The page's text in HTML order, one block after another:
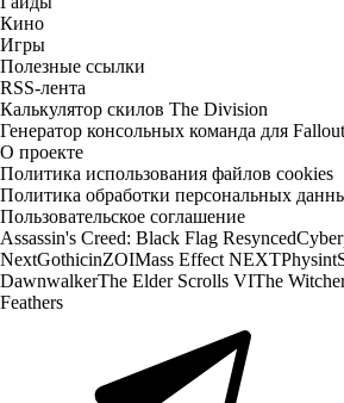
Кино
Игры
Полезные ссылки
RSS-лента
Калькулятор скилов The Division
Генератор консольных команда для
О проекте
Политика использования файлов cookies
Политика обработки персональных
Пользовательское соглашение
Assassin's Creed: Black Flag Resynced
NextGothicinZOIMass Effect NEXTPhysint
DawnwalkerThe Elder Scrolls VIThe
Feathers